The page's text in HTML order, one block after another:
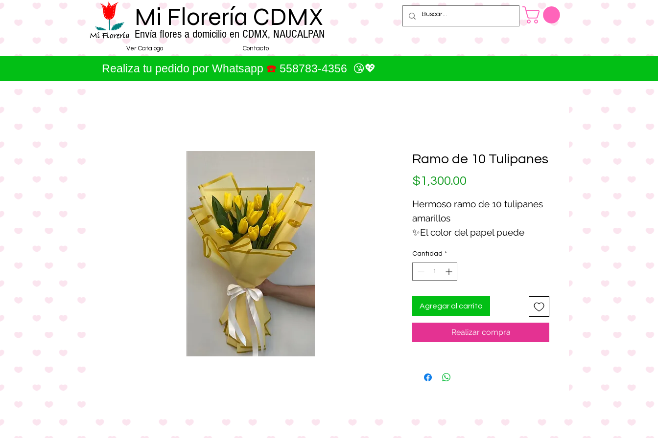
Envía flores a domicilio en CDMX, NAUCALPAN
Mi Florería CDMX
Ver Catalogo Contacto
Realiza tu pedido por Whatsapp ☎️ 558783-4356 😘💖
Ramo de 10 Tulipanes
$1,300.00
Hermoso ramo de 10 tulipanes
amarillos
✨El color del papel puede
Cantidad *
Agregar al carrito
Realizar compra